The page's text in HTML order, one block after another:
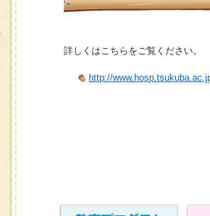
詳しくはこちらをご覧ください。
http://